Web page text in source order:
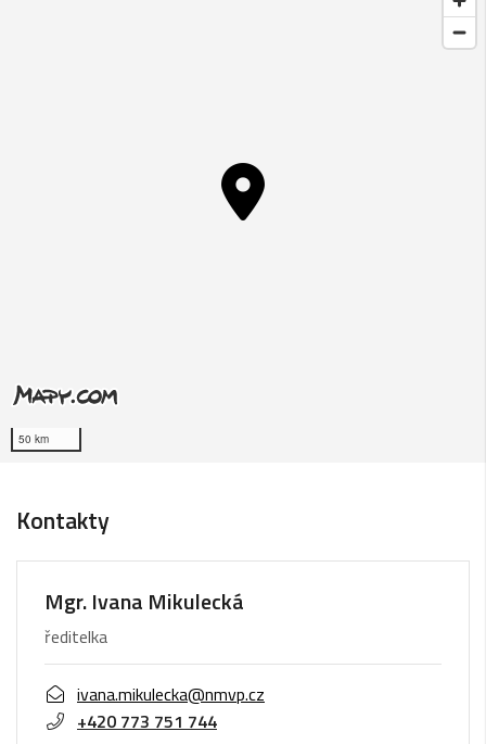
50 km
Kontakty
Mgr. Ivana Mikulecká
ředitelka
ivana.mikulecka@nmvp.cz
+420 773 751 744